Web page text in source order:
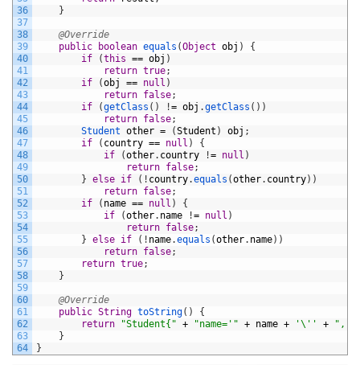
36
37
38
39
40
41
42
43
44
45
46
47
48
49
50
51
52
53
54
55
56
57
58
59
60
61
62
63
64
}
@Override
public
boolean equals (Object obj )
{
if
(this == obj )
return true;
if
(obj == null )
return false;
if
(getClass ( ) != obj .getClass ( ) )
return false;
Student other = (Student ) obj ;
if
( country == null )
{
if
(other. country != null )
return false;
} else if ( ! country.equals (other. country) )
return false;
if
( name == null )
{
if
(other. name != null )
return false;
} else if ( ! name.equals (other. name) )
return false;
return true;
}
@Override
public String toString( )
{
return
"Student{" + "name='" + name + '\'' +
",
}
}